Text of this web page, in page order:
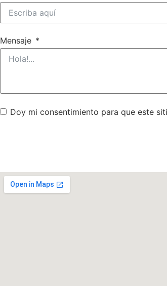
Mensaje
Doy mi consentimiento para que este